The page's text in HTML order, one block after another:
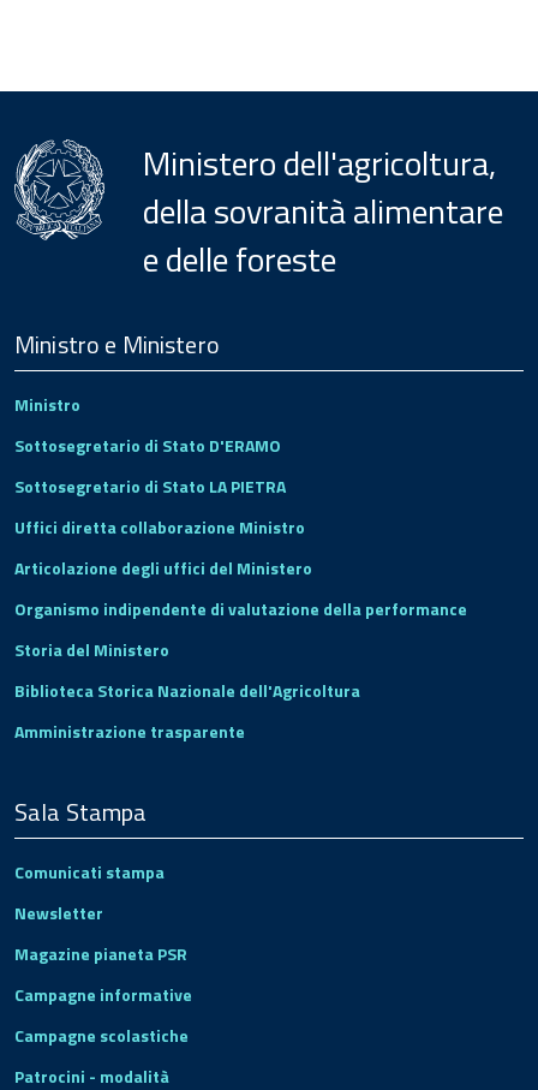
Ministero dell'agricoltura,
della sovranità alimentare
e delle foreste
Footer
Ministro e Ministero
Ministro
Sottosegretario di Stato D'ERAMO
Sottosegretario di Stato LA PIETRA
Uffici diretta collaborazione Ministro
Articolazione degli uffici del Ministero
Organismo indipendente di valutazione della performance
Storia del Ministero
Biblioteca Storica Nazionale dell'Agricoltura
Amministrazione trasparente
Sala Stampa
Comunicati stampa
Newsletter
Magazine pianeta PSR
Campagne informative
Campagne scolastiche
Patrocini - modalità